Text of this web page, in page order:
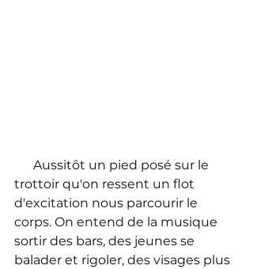
trottoir qu'on ressent un flot
d'excitation nous parcourir le
corps. On entend de la musique
sortir des bars, des jeunes se
balader et rigoler, des visages plus